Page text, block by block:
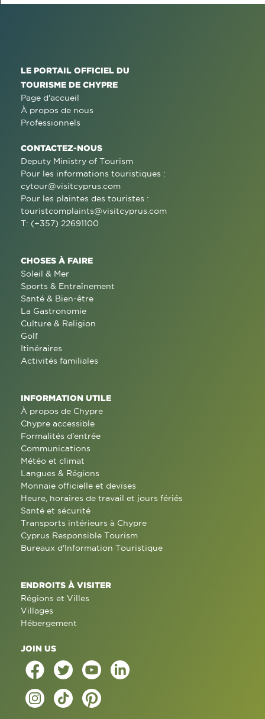
LE PORTAIL OFFICIEL DU
TOURISME DE CHYPRE
Page d'accueil
À propos de nous
Professionnels
CONTACTEZ-NOUS
Deputy Ministry of Tourism
Pour les informations touristiques :
cytour@visitcyprus.com
Pour les plaintes des touristes :
touristcomplaints@visitcyprus.com
T: (+357) 22691100
CHOSES À FAIRE
Soleil & Mer
Sports & Entraînement
Santé & Bien-être
La Gastronomie
Culture & Religion
Golf
Itinéraires
Activités familiales
INFORMATION UTILE
À propos de Chypre
Chypre accessible
Formalités d'entrée
Communications
Météo et climat
Langues & Régions
Monnaie officielle et devises
Heure, horaires de travail et jours fériés
Santé et sécurité
Transports intérieurs à Chypre
Cyprus Responsible Tourism
Bureaux d'Information Touristique
ENDROITS À VISITER
Régions et Villes
Villages
Hébergement
JOIN US